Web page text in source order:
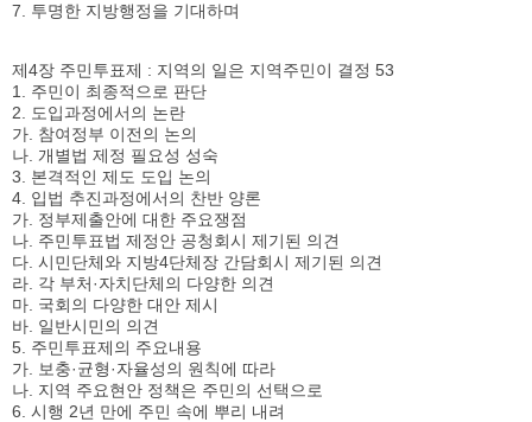
7. 투명한 지방행정을 기대하며
제4장 주민투표제 : 지역의 일은 지역주민이 결정 53
1. 주민이 최종적으로 판단
2. 도입과정에서의 논란
가. 참여정부 이전의 논의
나. 개별법 제정 필요성 성숙
3. 본격적인 제도 도입 논의
4. 입법 추진과정에서의 찬반 양론
가. 정부제출안에 대한 주요쟁점
나. 주민투표법 제정안 공청회시 제기된 의견
다. 시민단체와 지방4단체장 간담회시 제기된 의견
라. 각 부처·자치단체의 다양한 의견
마. 국회의 다양한 대안 제시
바. 일반시민의 의견
5. 주민투표제의 주요내용
가. 보충·균형·자율성의 원칙에 따라
나. 지역 주요현안 정책은 주민의 선택으로
6. 시행 2년 만에 주민 속에 뿌리 내려